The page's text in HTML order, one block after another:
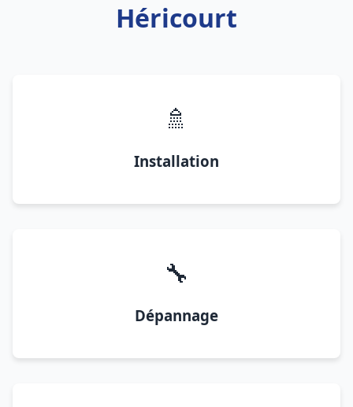
Héricourt
🚿
Installation
🔧
Dépannage